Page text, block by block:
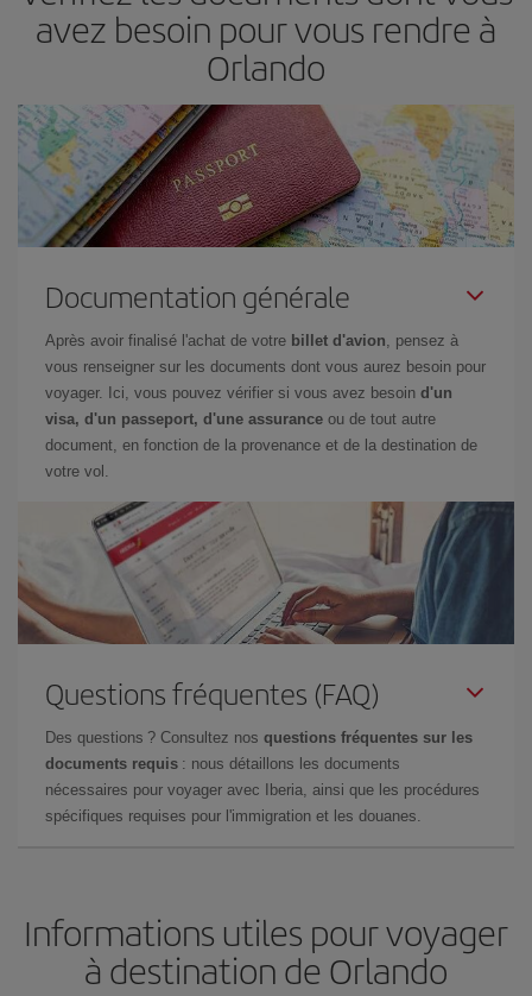
avez besoin pour vous rendre à
Orlando
Documentation générale
Après avoir finalisé l'achat de votre billet d'avion , pensez à
vous renseigner sur les documents dont vous aurez besoin pour
voyager. Ici, vous pouvez vérifier si vous avez besoin d'un
visa, d'un passeport, d'une assurance ou de tout autre
document, en fonction de la provenance et de la destination de
votre vol.
Questions fréquentes (FAQ)
Des questions ? Consultez nos questions fréquentes sur les
documents requis : nous détaillons les documents
nécessaires pour voyager avec Iberia, ainsi que les procédures
spécifiques requises pour l'immigration et les douanes.
Informations utiles pour voyager
à destination de Orlando